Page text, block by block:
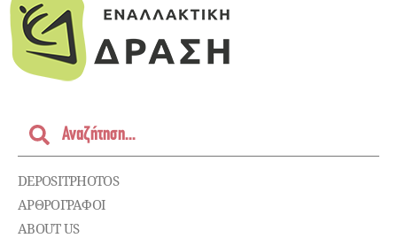
DEPOSITPHOTOS
ΑΡΘΡΟΓΡΑΦΟΙ
ABOUT US